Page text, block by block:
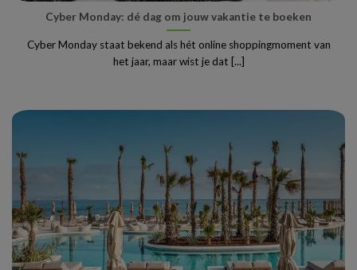
Cyber Monday: dé dag om jouw vakantie te boeken
Cyber Monday staat bekend als hét online shoppingmoment van
het jaar, maar wist je dat [...]